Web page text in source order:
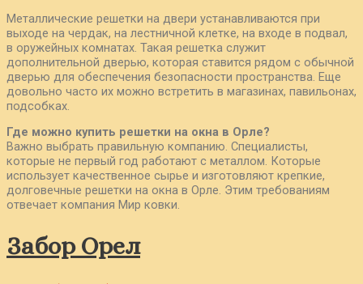
Металлические решетки на двери устанавливаются при
выходе на чердак, на лестничной клетке, на входе в подвал,
в оружейных комнатах. Такая решетка служит
дополнительной дверью, которая ставится рядом с обычной
дверью для обеспечения безопасности пространства. Еще
довольно часто их можно встретить в магазинах, павильонах,
подсобках.
Где можно купить решетки на окна в Орле?
Важно выбрать правильную компанию. Специалисты,
которые не первый год работают с металлом. Которые
использует качественное сырье и изготовляют крепкие,
долговечные решетки на окна в Орле. Этим требованиям
отвечает компания Мир ковки.
Забор Орел